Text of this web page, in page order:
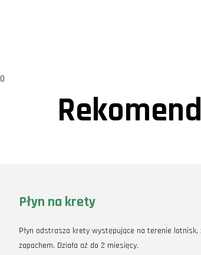
0
Płyn na krety
Płyn odstrasza krety występujące na terenie
zapachem. Działa aż do 2 miesięcy.